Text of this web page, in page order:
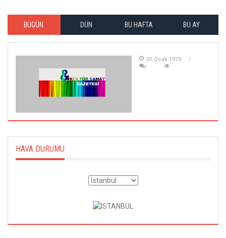
BUGÜN DÜN BU HAFTA BU AY
01 Ocak 1970
HAVA DURUMU